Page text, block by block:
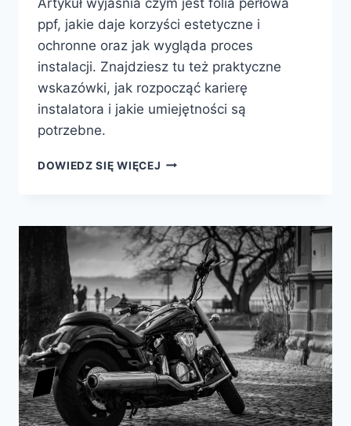
ppf, jakie daje korzyści estetyczne i
ochronne oraz jak wygląda proces
instalacji. Znajdziesz tu też praktyczne
wskazówki, jak rozpocząć karierę
instalatora i jakie umiejętności są
potrzebne.
DOWIEDZ SIĘ WIĘCEJ FOLIA
OCHRONA
LAKIERU,
EFEKT
KAMELEON
I
JAK
ZOSTAĆ
INSTALATOREM